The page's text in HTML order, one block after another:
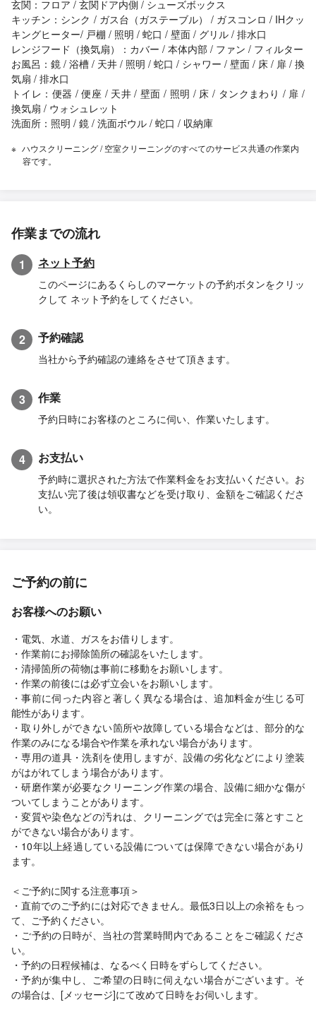
玄関：フロア / 玄関ドア内側 / シューズボックス
キッチン：シンク / ガス台（ガステーブル） / ガスコンロ / IHクッ
キングヒーター/ 戸棚 / 照明 / 蛇口 / 壁面 / グリル / 排水口
レンジフード（換気扇）：カバー / 本体内部 / ファン / フィルター
お風呂：鏡 / 浴槽 / 天井 / 照明 / 蛇口 / シャワー / 壁面 / 床 / 扉 / 換
気扇 / 排水口
トイレ：便器 / 便座 / 天井 / 壁面 / 照明 / 床 / タンクまわり / 扉 /
換気扇 / ウォシュレット
洗面所：照明 / 鏡 / 洗面ボウル / 蛇口 / 収納庫
ハウスクリーニング / 空室クリーニングのすべてのサービス共通の作業内
容です。
作業までの流れ
1 ネット予約
このページにあるくらしのマーケットの予約ボタンをクリッ
クして ネット予約をしてください。
2 予約確認
当社から予約確認の連絡をさせて頂きます。
3 作業
予約日時にお客様のところに伺い、作業いたします。
4 お支払い
予約時に選択された方法で作業料金をお支払いください。お
支払い完了後は領収書などを受け取り、金額をご確認くださ
い。
ご予約の前に
お客様へのお願い
・電気、水道、ガスをお借りします。
・作業前にお掃除箇所の確認をいたします。
・清掃箇所の荷物は事前に移動をお願いします。
・作業の前後には必ず立会いをお願いします。
・事前に伺った内容と著しく異なる場合は、追加料金が生じる可
能性があります。
・取り外しができない箇所や故障している場合などは、部分的な
作業のみになる場合や作業を承れない場合があります。
・専用の道具・洗剤を使用しますが、設備の劣化などにより塗装
がはがれてしまう場合があります。
・研磨作業が必要なクリーニング作業の場合、設備に細かな傷が
ついてしまうことがあります。
・変質や染色などの汚れは、クリーニングでは完全に落とすこと
ができない場合があります。
・10年以上経過している設備については保障できない場合があり
ます。
＜ご予約に関する注意事項＞
・直前でのご予約には対応できません。最低3日以上の余裕をもっ
て、ご予約ください。
・ご予約の日時が、当社の営業時間内であることをご確認くださ
い。
・予約の日程候補は、なるべく日時をずらしてください。
・予約が集中し、ご希望の日時に伺えない場合がございます。そ
の場合は、[メッセージ]にて改めて日時をお伺いします。